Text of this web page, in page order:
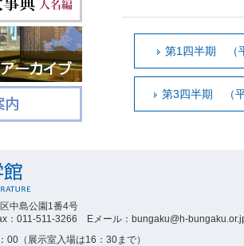
第1四半期 （
第3四半期 （
中島公園1番4号
：011-511-3266 Eメール：bungaku@h-
00（展示室入場は16：30まで）